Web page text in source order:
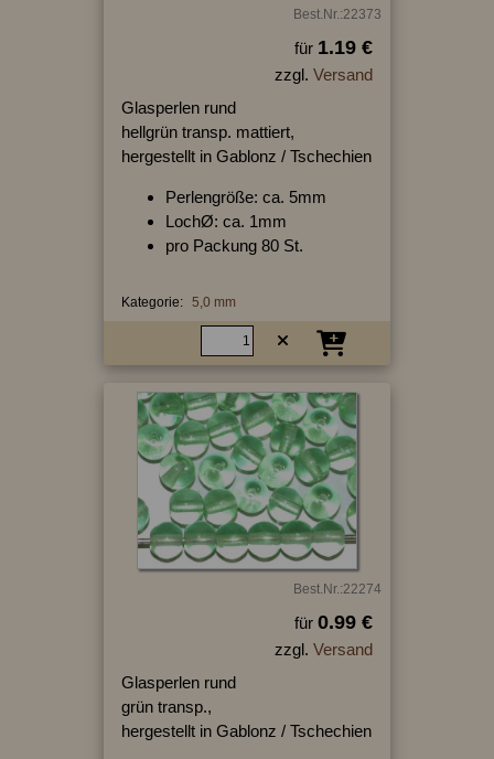
Best.Nr.:22373
für 1.19 €
zzgl. Versand
Glasperlen rund
hellgrün transp. mattiert,
hergestellt in Gablonz / Tschechien
Perlengröße: ca. 5mm
LochØ: ca. 1mm
pro Packung 80 St.
Kategorie: 5,0 mm
Best.Nr.:22274
für 0.99 €
zzgl. Versand
Glasperlen rund
grün transp.,
hergestellt in Gablonz / Tschechien